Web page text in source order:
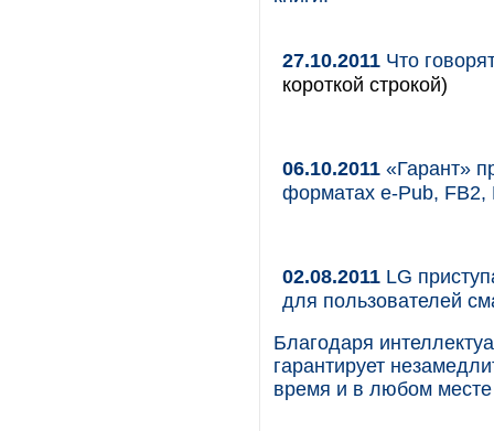
27.10.2011 Что
короткой строкой)
06.10.2011 «Гарант»
форматах e-Pub, FB2,
02.08.2011 LG
для пользователей
Благодаря
гарантирует
время и в любом месте